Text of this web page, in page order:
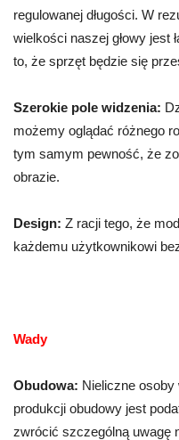
regulowanej długości. W
wielkości naszej głowy jest
to, że sprzęt będzie się
Szerokie pole widzenia:
możemy oglądać różnego
tym samym pewność, że
obrazie.
Design: Z racji tego, że
każdemu użytkownikowi
Wady
Obudowa: Nieliczne osoby
produkcji obudowy jest
zwrócić szczególną uwagę